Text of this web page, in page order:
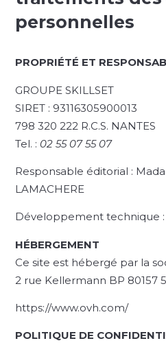
personnelles
PROPRIÉTÉ ET
GROUPE SKILLSET
SIRET : 93116305900013
798 320 222 R.C.S. NANTES
Tel. : 02 55 07 55 07
Responsable éditorial :
LAMACHERE
Développement technique :
HÉBERGEMENT
Ce site est hébergé par la
2 rue Kellermann BP 80157
https://www.ovh.com/
POLITIQUE DE